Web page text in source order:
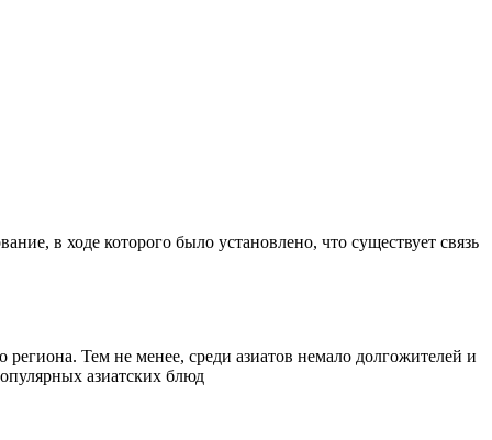
в ходе которого было установлено, что существует связь
Тем не менее, среди азиатов немало долгожителей и
азиатских блюд